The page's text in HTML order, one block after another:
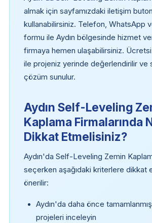
almak için sayfamızdaki iletişim
kullanabilirsiniz. Telefon, WhatsApp
formu ile Aydın bölgesinde hizmet
firmaya hemen ulaşabilirsiniz.
ile projeniz yerinde değerlendirilir ve
çözüm sunulur.
Aydın Self-Leveling
Kaplama Firmalarında
Dikkat Etmelisiniz?
Aydın'da Self-Leveling Zemin
seçerken aşağıdaki kriterlere dikkat
önerilir:
Aydın'da daha önce
projeleri inceleyin